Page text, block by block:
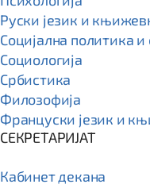
Руски језик и
Социјална политика и
Социологија
Србистика
Филозофија
Француски језик и
СЕКРЕТАРИЈАТ
Кабинет декана